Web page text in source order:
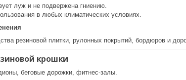
луж и не подвержена гниению.
в любых климатических условиях.
резиновой плитки, рулонных покрытий, бордюров и
крошки
беговые дорожки, фитнес-залы.